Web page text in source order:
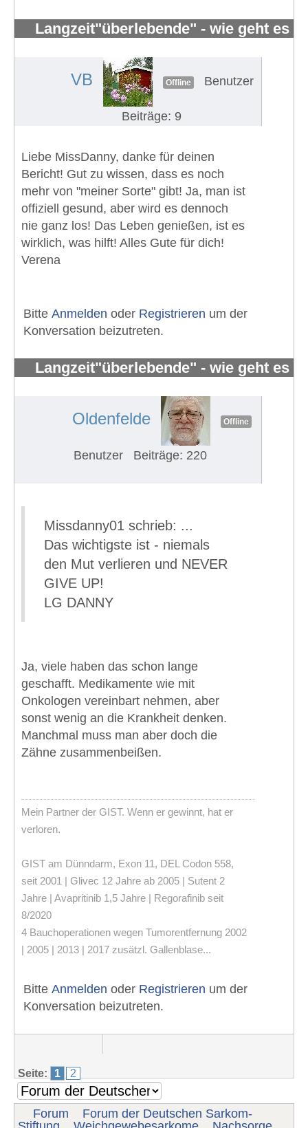
Langzeit"überlebende" - wie geht es
VB Offline Benutzer
Beiträge: 9
Liebe MissDanny, danke für deinen
Bericht! Gut zu wissen, dass es noch
mehr von "meiner Sorte" gibt! Ja, man ist
offiziell gesund, aber wird es dennoch
nie ganz los! Das Leben genießen, ist es
wirklich, was hilft! Alles Gute für dich!
Verena
Bitte Anmelden oder Registrieren um der
Konversation beizutreten.
Langzeit"überlebende" - wie geht es
Oldenfelde Offline
Benutzer Beiträge: 220
Missdanny01 schrieb: ...
Das wichtigste ist - niemals
den Mut verlieren und NEVER
GIVE UP!
LG DANNY
Ja, viele haben das schon lange
geschafft. Medikamente wie mit
Onkologen vereinbart nehmen, aber
sonst wenig an die Krankheit denken.
Manchmal muss man aber doch die
Zähne zusammenbeißen.
Mein Partner der GIST. Wenn er gewinnt, hat er
verloren.
GIST am Dünndarm, Exon 11, DEL Codon 558,
seit 2001 | Glivec 12 Jahre ab 2005 | Sutent 2
Jahre | Avapritinib 1,5 Jahre | Regorafinib seit
8/2020
4 Bauchoperationen wegen Tumorentfernung 2002
| 2005 | 2013 | 2017 zusätzl. Gallenblase...
Bitte Anmelden oder Registrieren um der
Konversation beizutreten.
Seite: 1 2
Forum
Forum der Deutschen Sarkom-